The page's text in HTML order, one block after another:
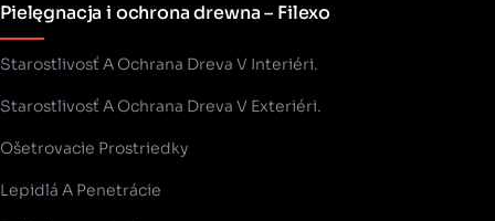
Pielęgnacja i ochrona drewna – Filexo
Starostlivosť A Ochrana Dreva V Interiéri.
Starostlivosť A Ochrana Dreva V Exteriéri.
Ošetrovacie Prostriedky
Lepidlá A Penetrácie